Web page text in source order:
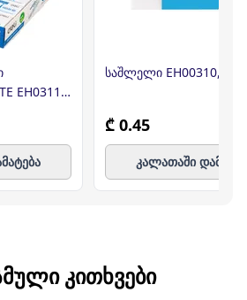
EH03110
საშლელი EH00310,
₾ 0.45
კალათაში
ᲙᲘᲗᲮᲕᲔᲑᲘ